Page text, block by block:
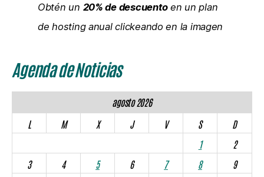
Obtén un 20% de descuentoen un plan
de hosting anual clickeando en la imagen
Agenda de Noticias
agosto 2026
L
M X J V S
D
1
2
3
4 5 6 7 8
9